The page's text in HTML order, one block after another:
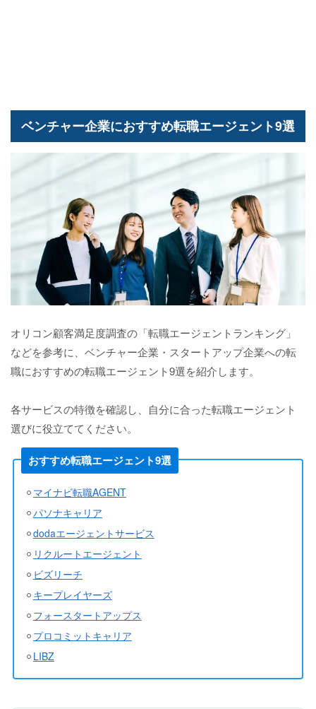
ベンチャー企業におすすめ転職エージェント9選
オリコン顧客満足度調査の「転職エージェントランキング」
などを参考に、ベンチャー企業・スタートアップ企業への転
職におすすめの転職エージェント9選を紹介します。
各サービスの特徴を確認し、自分に合った転職エージェント
選びに役立ててください。
おすすめ転職エージェント9選
マイナビ転職AGENT
パソナキャリア
dodaエージェントサービス
リクルートエージェント
ビズリーチ
キープレイヤーズ
フォースタートアップス
プロコミットキャリア
LIBZ